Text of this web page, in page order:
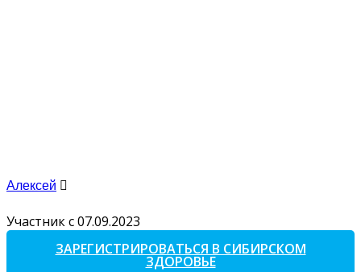
Алексей
Участник с 07.09.2023
ЗАРЕГИСТРИРОВАТЬСЯ В СИБИРСКОМ
ЗДОРОВЬЕ